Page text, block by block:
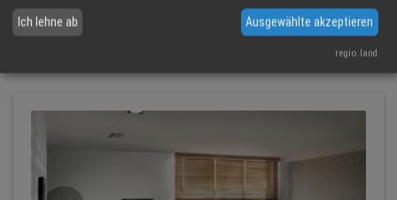
Süd-West-Kachelofenbau GmbH
Heizkamin
Kaminofen
Ich lehne ab Ausgewählte akzeptieren
regio.land